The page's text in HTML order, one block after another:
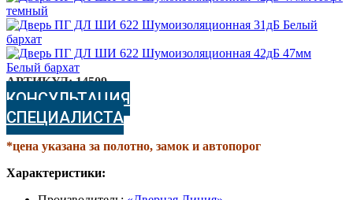
АРТИКУЛ:14509
КОНСУЛЬТАЦИЯ
СПЕЦИАЛИСТА
*цена указана за полотно, замок и автопорог
Характеристики: